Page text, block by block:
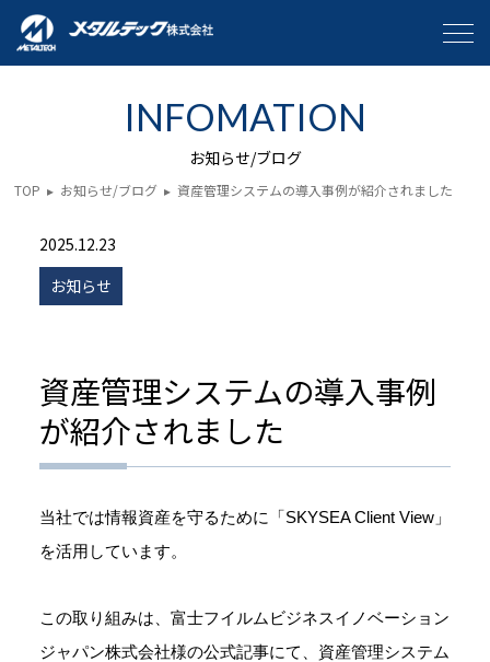
INFOMATION
お知らせ/ブログ
TOP ▸ お知らせ/ブログ ▸ 資産管理システムの導入事例が紹介されました
2025.12.23
お知らせ
資産管理システムの導入事例
が紹介されました
当社では情報資産を守るために「SKYSEA Client View」
を活用しています。
この取り組みは、富士フイルムビジネスイノベーション
ジャパン株式会社様の公式記事にて、資産管理システム